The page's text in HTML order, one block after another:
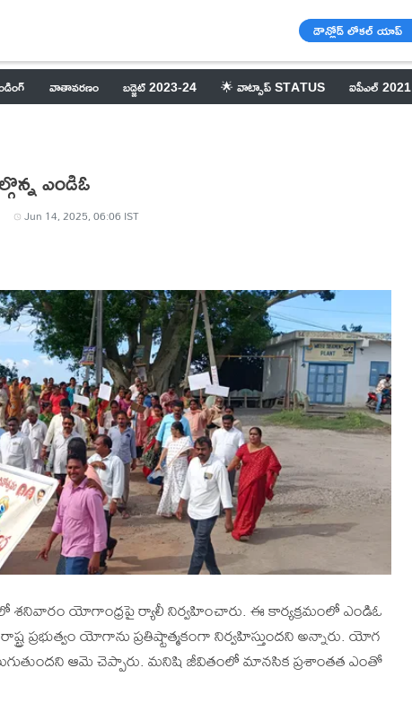
డౌన్లోడ్ లోకల్ యాప్
వాతావరణం బడ్జెట్ 2023-24 🌟 వాట్సాప్ STATUS ఐపీఎల్ 2021
ఎండిఓ
Jun 14, 2025, 06:06 IST
యోగాంధ్రపై ర్యాలీ నిర్వహించారు. ఈ కార్యక్రమంలో ఎండిఓ
ప్రభుత్వం యోగాను ప్రతిష్టాత్మకంగా నిర్వహిస్తుందని అన్నారు. యోగ
ఆమె చెప్పారు. మనిషి జీవితంలో మానసిక ప్రశాంతత ఎంతో